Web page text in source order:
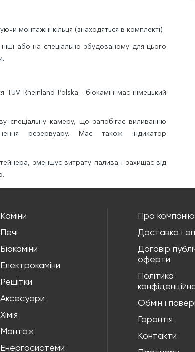
монтажні кільця (знаходяться в комплекті).
або на спеціально збудованому для цього
TUV Rheinland Polska - біокамін має німецький
спеціальну камеру, що запобігає виливанню
резервуару. Має також індикатор
зменшує витрату палива і захищає від
Каміни
Печі
Біокаміни
Електрокаміни
Решітки
Аксесуари
Хімія
Монтаж
Енергосистеми
Про компанію
Доставка і
Договір
оферти
Політика
Обмін і
Гарантія
Контакти